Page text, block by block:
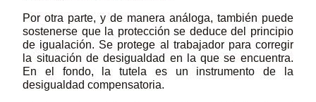
Por otra parte, y de manera análoga, también puede
sostenerse que la protección se deduce del principio
de igualación. Se protege al trabajador para corregir
la situación de desigualdad en la que se encuentra.
En el fondo, la tutela es un instrumento de la
desigualdad compensatoria.